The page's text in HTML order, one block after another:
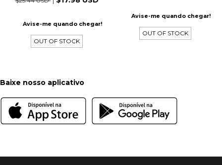
Avise-me quando chegar!
OUT OF STOCK
Avise-me quando chegar!
OUT OF STOCK
Baixe nosso aplicativo